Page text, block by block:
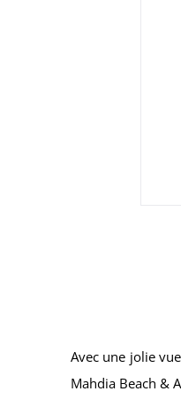
Avec une jolie
Mahdia Beach &